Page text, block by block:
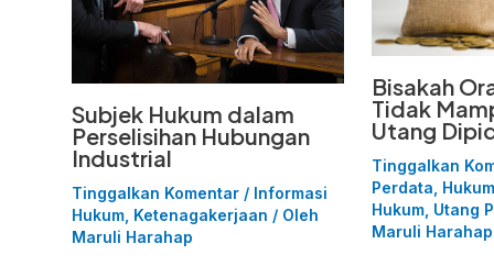
Subjek Hukum dalam
Perselisihan Hubungan
Industrial
Tinggalkan Komentar / Informasi
Hukum Ketenagakerjaan / Oleh
Maruli Harahap
Bisakah
Tidak
Utang
Tinggalkan
Perdata
Hukum, Utang
Maruli Harahap